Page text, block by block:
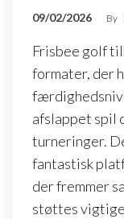
09/02/2026 By
Frisbee golf
formater, der
afslappet spil
turneringer.
fantastisk
der fremmer
støttes